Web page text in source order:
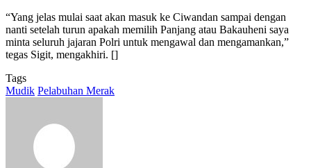
“Yang jelas mulai saat akan masuk ke Ciwandan sampai dengan
nanti setelah turun apakah memilih Panjang atau Bakauheni saya
minta seluruh jajaran Polri untuk mengawal dan mengamankan,”
tegas Sigit, mengakhiri. []
Tags
Mudik Pelabuhan Merak